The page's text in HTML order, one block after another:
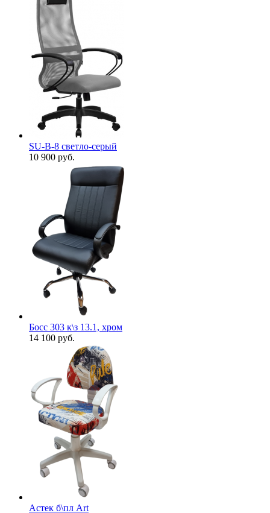
SU-B-8 светло-серый
10 900 руб.
Босс 303 к\з 13.1, хром
14 100 руб.
Астек б\пл Art